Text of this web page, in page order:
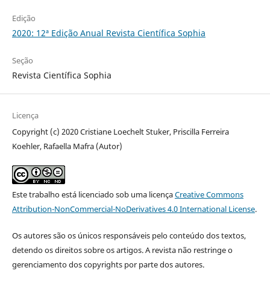
Edição
2020: 12ª Edição Anual Revista Científica Sophia
Seção
Revista Científica Sophia
Licença
Copyright (c) 2020 Cristiane Loechelt Stuker, Priscilla Ferreira
Koehler, Rafaella Mafra (Autor)
Este trabalho está licenciado sob uma licençaCreative Commons
Attribution-NonCommercial-NoDerivatives 4.0 International License.
Os autores são os únicos responsáveis pelo conteúdo dos textos,
detendo os direitos sobre os artigos. A revista não restringe o
gerenciamento dos copyrights por parte dos autores.